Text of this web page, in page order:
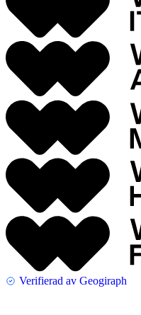
Verifierad av Geogiraph